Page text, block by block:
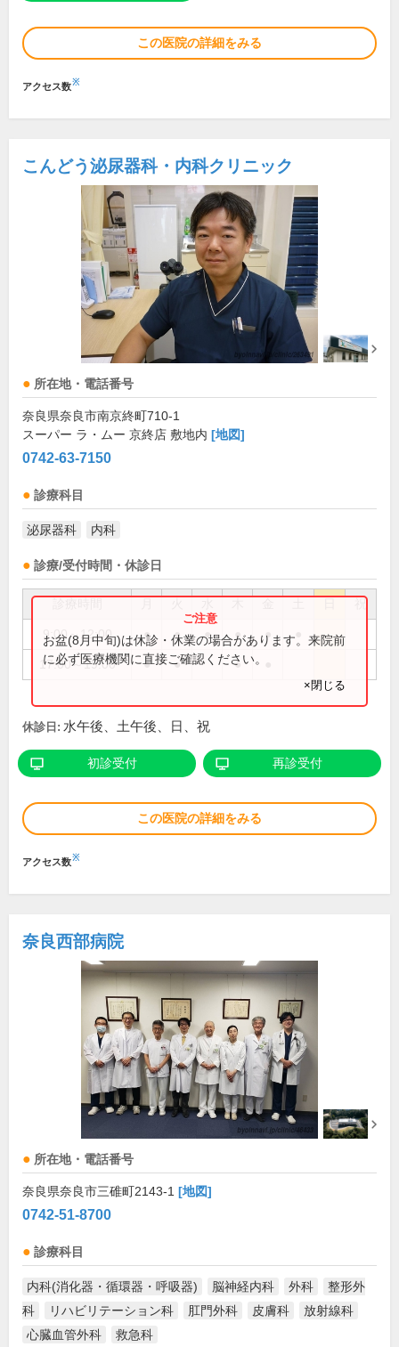
この医院の詳細をみる
アクセス数※
こんどう泌尿器科・内科クリニック
所在地・電話番号
奈良県奈良市南京終町710-1
スーパー ラ・ムー 京終店 敷地内 [地図]
0742-63-7150
診療科目
泌尿器科 内科
診療/受付時間・休診日
祝
9:00～12:00 ● ● ● ● ●
17:00～19:00 ● ● ●
お盆(8月中旬)は休診・休業の場合があります。来院前
に必ず医療機関に直接ご確認ください。
×閉じる
休診日: 水午後、土午後、日、祝
初診受付 再診受付
この医院の詳細をみる
アクセス数※
奈良西部病院
所在地・電話番号
奈良県奈良市三碓町2143-1 [地図]
0742-51-8700
診療科目
内科(消化器・循環器・呼吸器) 脳神経内科 外科
整形外
科
リハビリテーション科 肛門外科 皮膚科
放射線科
心臓血管外科
救急科